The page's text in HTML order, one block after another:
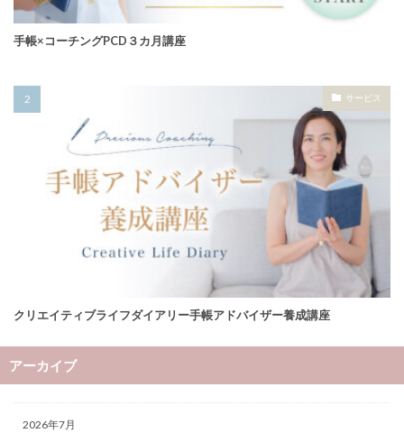
手帳×コーチングPCD３カ月講座
サービス
クリエイティブライフダイアリー手帳アドバイザー養成講座
アーカイブ
2026年7月